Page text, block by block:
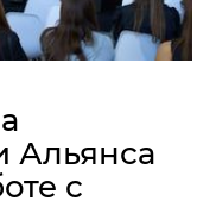
Альянса
с